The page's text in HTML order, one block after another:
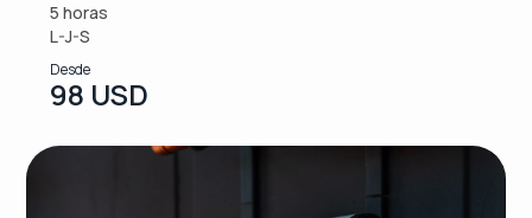
5 horas
L-J-S
Desde
98 USD